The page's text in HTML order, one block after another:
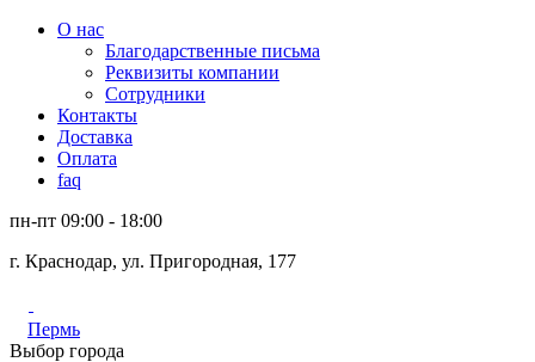
О нас
Благодарственные письма
Реквизиты компании
Сотрудники
Контакты
Доставка
Оплата
faq
пн-пт 09:00 - 18:00
г. Краснодар, ул. Пригородная, 177
Пермь
Выбор города